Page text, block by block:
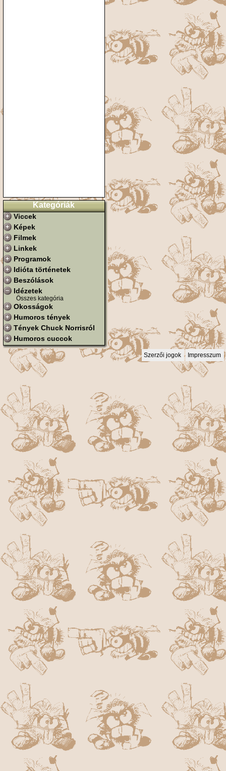
Kategóriák
Viccek
Képek
Filmek
Linkek
Programok
Idióta történetek
Beszólások
Idézetek
Összes kategória
Okosságok
Humoros tények
Tények Chuck Norrisról
Humoros cuccok
Szerzői jogok Impresszum